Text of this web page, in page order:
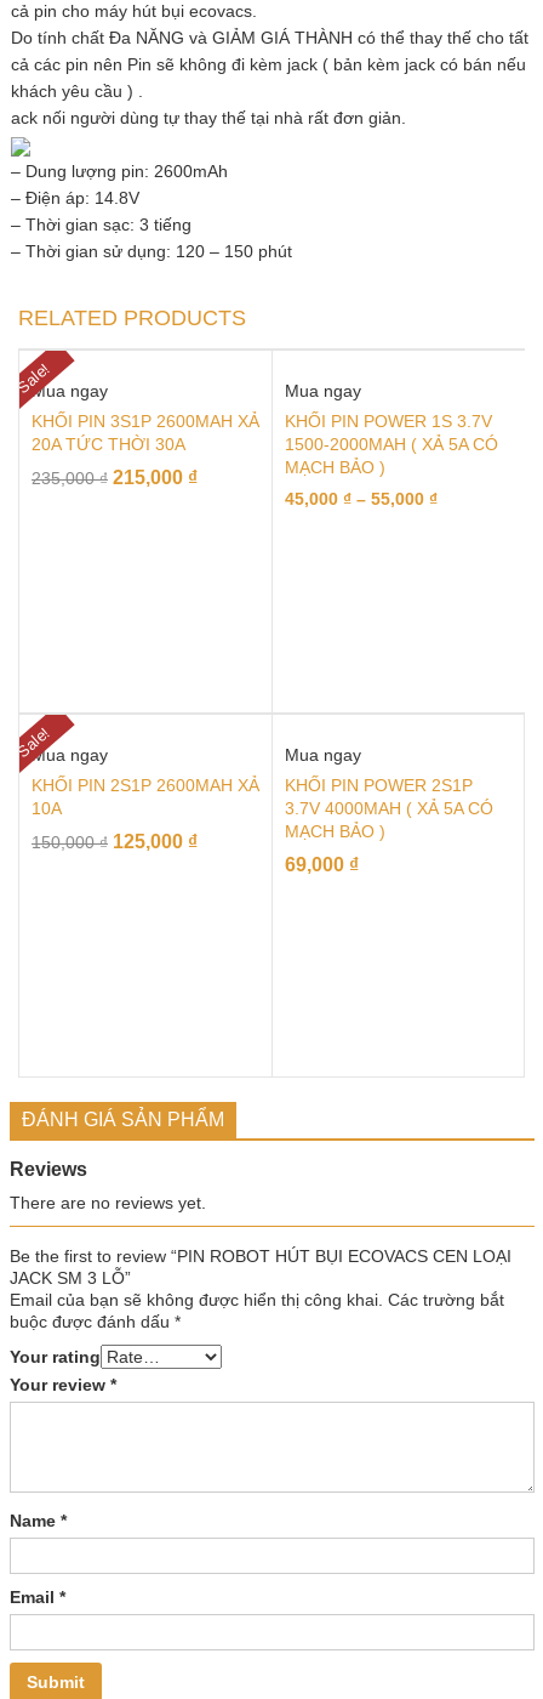
cả pin cho máy hút bụi ecovacs.
Do tính chất Đa NĂNG và GIẢM GIÁ THÀNH có thể thay thế cho tất
cả các pin nên Pin sẽ không đi kèm jack ( bản kèm jack có bán nếu
khách yêu cầu ) .
ack nối người dùng tự thay thế tại nhà rất đơn giản.
– Dung lượng pin: 2600mAh
– Điện áp: 14.8V
– Thời gian sạc: 3 tiếng
– Thời gian sử dụng: 120 – 150 phút
RELATED PRODUCTS
Sale!
Mua ngay
KHỐI PIN 3S1P 2600MAH XẢ
20A TỨC THỜI 30A
235,000₫ 215,000 ₫
Mua ngay
KHỐI PIN POWER 1S 3.7V
1500-2000MAH ( XẢ 5A CÓ
MẠCH BẢO )
45,000 ₫ – 55,000 ₫
Sale!
Mua ngay
KHỐI PIN 2S1P 2600MAH XẢ
10A
150,000₫ 125,000 ₫
Mua ngay
KHỐI PIN POWER 2S1P
3.7V 4000MAH ( XẢ 5A CÓ
MẠCH BẢO )
69,000 ₫
ĐÁNH GIÁ SẢN PHẨM
Reviews
There are no reviews yet.
Be the first to review “PIN ROBOT HÚT BỤI ECOVACS CEN LOẠI
JACK SM 3 LỖ”
Email của bạn sẽ không được hiển thị công khai. Các trường bắt
buộc được đánh dấu *
Your rating
Your review *
Name *
Email *